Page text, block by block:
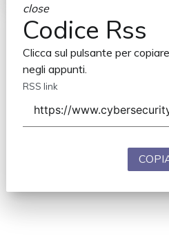
close
Codice Rss
Clicca sul pulsante per
negli appunti.
RSS link